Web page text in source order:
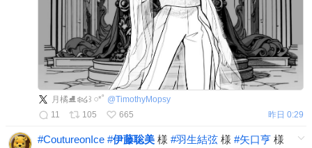
月橘⛸️❄️໒꒱ 𓏸*˚ @TimothyMopsy
11
105 665 昨日 0:29
#CoutureonIce #伊藤聡美 様 #羽生結弦 様 #矢口亨 様